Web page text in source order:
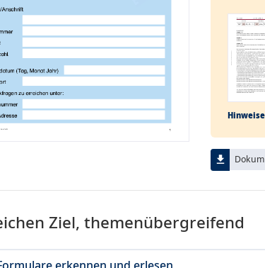
Hinweise
file_download
Ziel, themenübergreifend